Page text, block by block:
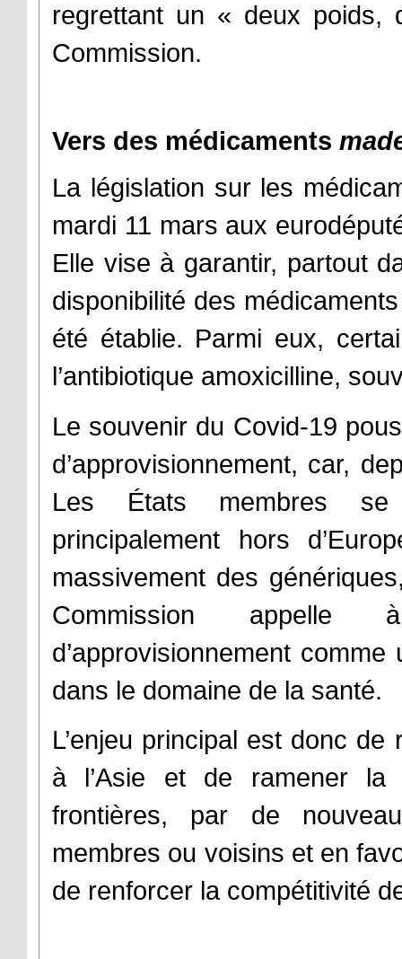
regrettant un « deux
Commission.
Vers des médicaments
La législation sur les
mardi 11 mars aux
Elle vise à garantir, partout
disponibilité des
été établie. Parmi eux,
l’antibiotique amoxicilline,
Le souvenir du Covid-19
d’approvisionnement, car,
Les États membres se
principalement hors
massivement des
Commission
d’approvisionnement
dans le domaine de la santé.
L’enjeu principal est donc de
à l’Asie et de ramener la
frontières, par de
membres ou voisins et en
de renforcer la compétitivité